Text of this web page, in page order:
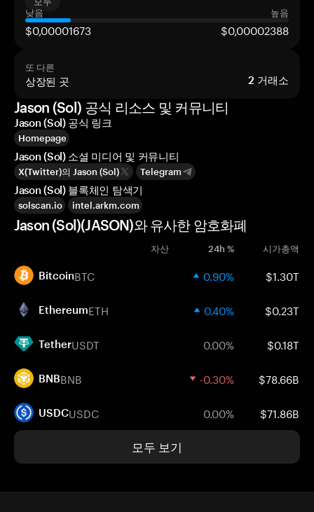
낮음
높음
$0,00001673 $0,00002388
또 다른
상장된 곳 2 거래소
Jason (Sol) 공식 리소스 및 커뮤니티
Jason (Sol) 공식 링크
Homepage
Jason (Sol) 소셜 미디어 및 커뮤니티
X(Twitter)의 Jason (Sol) Telegram
Jason (Sol) 블록체인 탐색기
solscan.io intel.arkm.com
Jason (Sol)(JASON)와 유사한 암호화폐
자산 24h % 시가총액
BitcoinBTC 0.90% $1.30T
EthereumETH 0.40% $0.23T
TetherUSDT 0.00% $0.18T
BNBBNB -0.30% $78.66B
USDCUSDC 0.00% $71.86B
모두 보기